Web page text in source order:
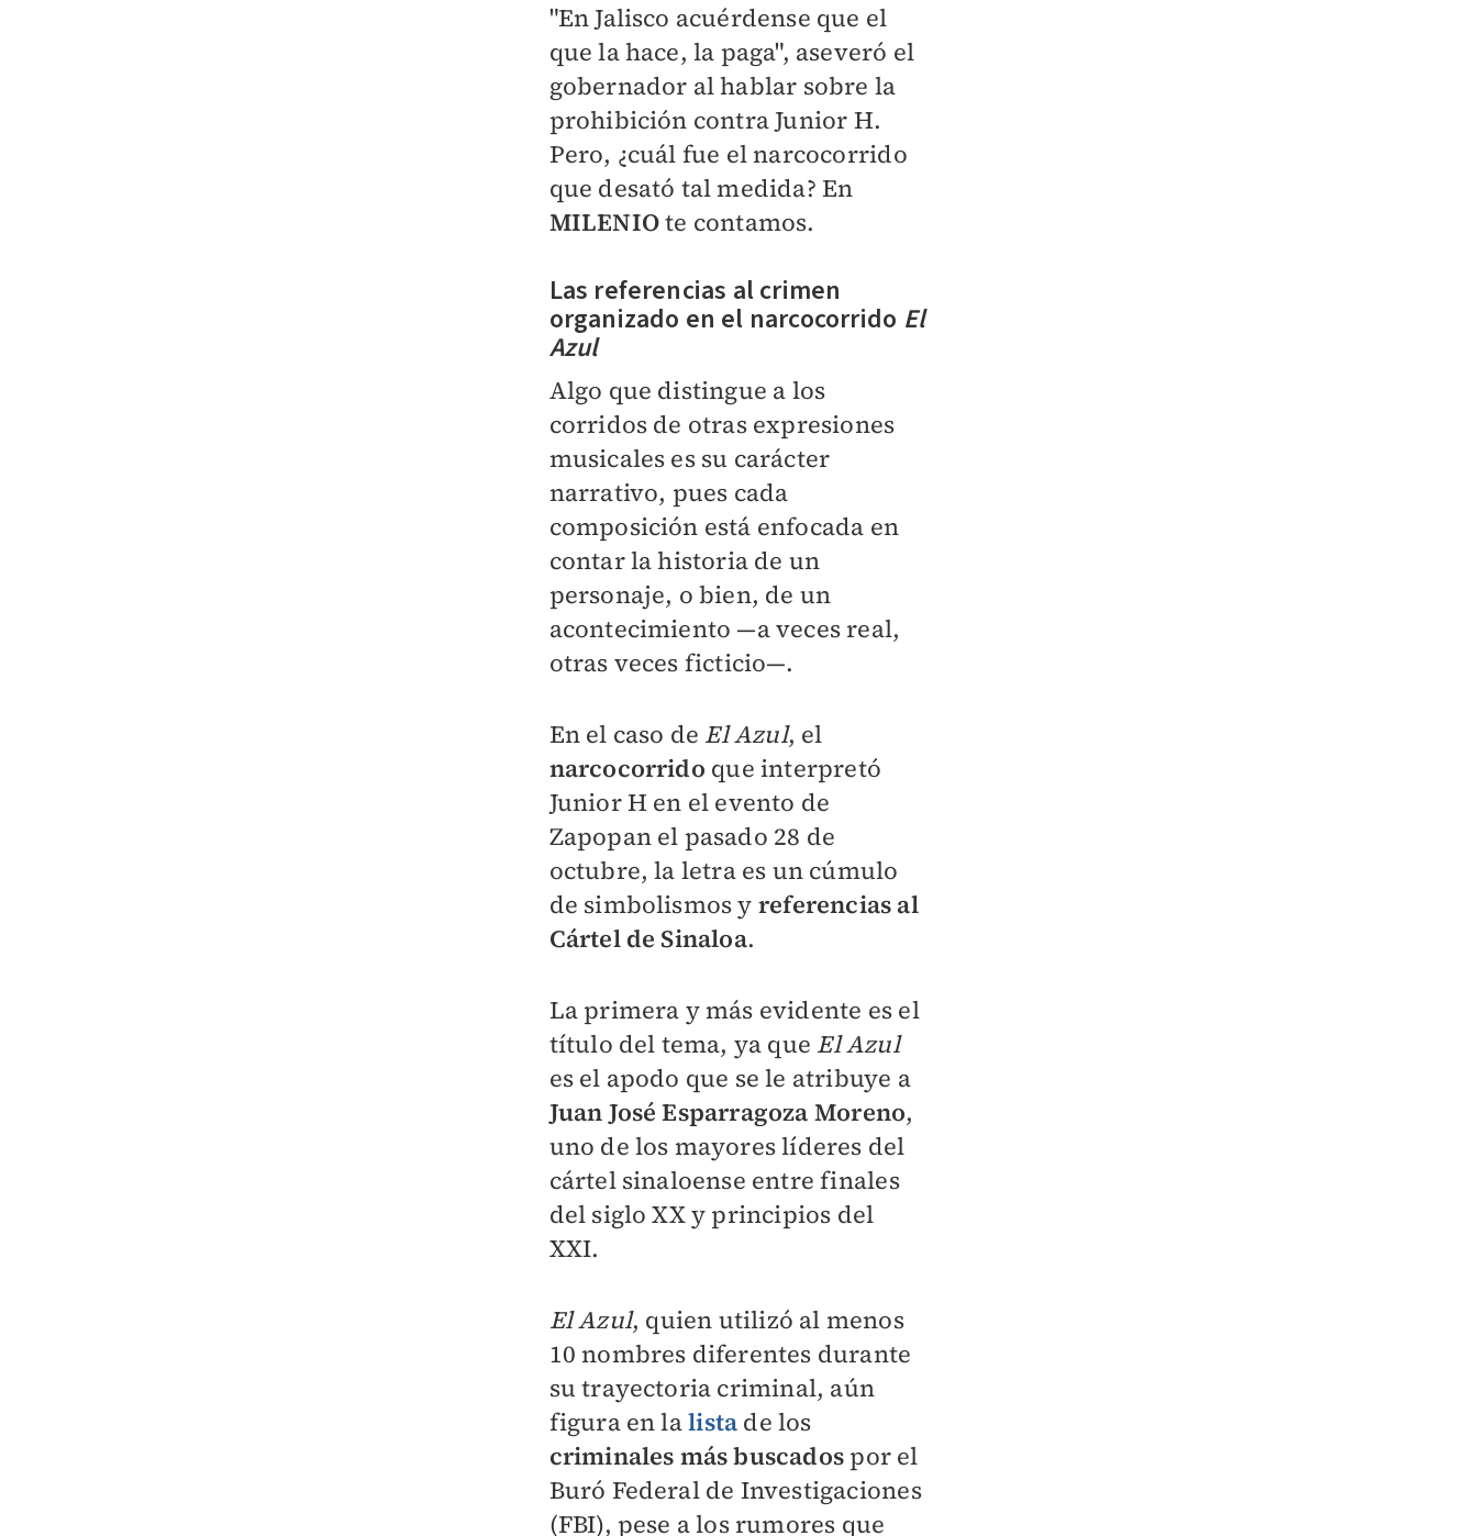
"En Jalisco acuérdense que el
que la hace, la paga", aseveró el
gobernador al hablar sobre la
prohibición contra Junior H.
Pero, ¿cuál fue el narcocorrido
que desató tal medida? En
MILENIOte contamos.
Las referencias al crimen
organizado en el narcocorrido El
Azul
Algo que distingue a los
corridos de otras expresiones
musicales es su carácter
narrativo, pues cada
composición está enfocada en
contar la historia de un
personaje, o bien, de un
acontecimiento —a veces real,
otras veces ficticio—.
En el caso de El Azul, el
narcocorrido que interpretó
Junior H en el evento de
Zapopan el pasado 28 de
octubre, la letra es un cúmulo
de simbolismos y referencias al
Cártel de Sinaloa.
La primera y más evidente es el
título del tema, ya que El Azul
es el apodo que se le atribuye a
Juan José Esparragoza Moreno,
uno de los mayores líderes del
cártel sinaloense entre finales
del siglo XX y principios del
XXI.
El Azul, quien utilizó al menos
10 nombres diferentes durante
su trayectoria criminal, aún
figura en lalista de los
criminales más buscados por el
Buró Federal de Investigaciones
(FBI), pese a los rumores que